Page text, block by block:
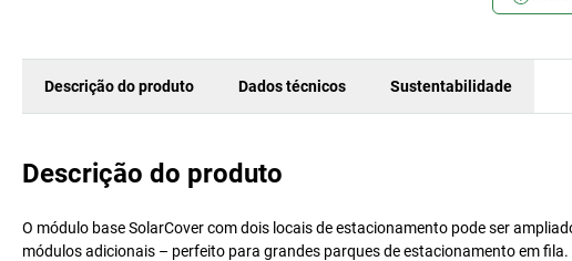
Descrição do produto Dados técnicos Sustentabilidade
Descrição do produto
O módulo base SolarCover com dois locais de estacionamento pode ser
módulos adicionais – perfeito para grandes parques de estacionamento em